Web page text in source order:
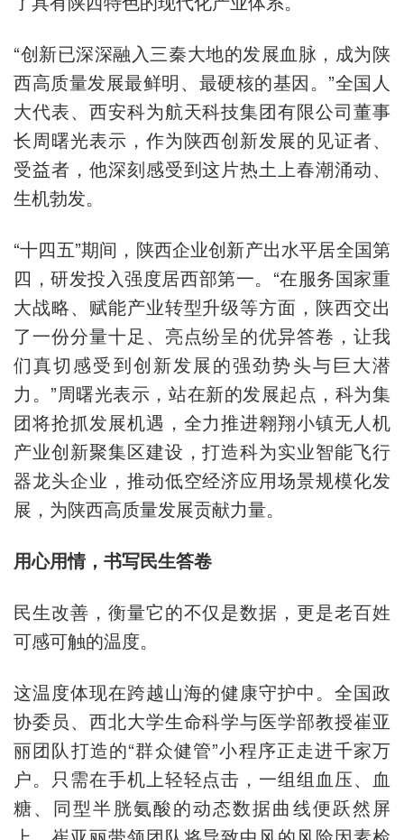
“创新已深深融入三秦大地的发展血脉，成为陕
西高质量发展最鲜明、最硬核的基因。”全国人
大代表、西安科为航天科技集团有限公司董事
长周曙光表示，作为陕西创新发展的见证者、
受益者，他深刻感受到这片热土上春潮涌动、
生机勃发。
“十四五”期间，陕西企业创新产出水平居全国第
四，研发投入强度居西部第一。“在服务国家重
大战略、赋能产业转型升级等方面，陕西交出
了一份分量十足、亮点纷呈的优异答卷，让我
们真切感受到创新发展的强劲势头与巨大潜
力。”周曙光表示，站在新的发展起点，科为集
团将抢抓发展机遇，全力推进翱翔小镇无人机
产业创新聚集区建设，打造科为实业智能飞行
器龙头企业，推动低空经济应用场景规模化发
展，为陕西高质量发展贡献力量。
用心用情，书写民生答卷
民生改善，衡量它的不仅是数据，更是老百姓
可感可触的温度。
这温度体现在跨越山海的健康守护中。全国政
协委员、西北大学生命科学与医学部教授崔亚
丽团队打造的“群众健管”小程序正走进千家万
户。只需在手机上轻轻点击，一组组血压、血
糖、同型半胱氨酸的动态数据曲线便跃然屏